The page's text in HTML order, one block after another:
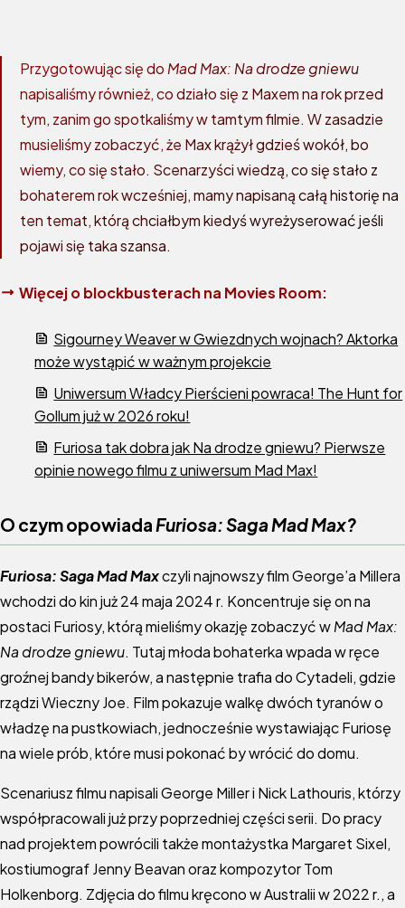
Przygotowując się doMad Max: Na drodze gniewu
napisaliśmy również, co działo się z Maxem na rok przed
tym, zanim go spotkaliśmy w tamtym filmie. W zasadzie
musieliśmy zobaczyć, że Max krążył gdzieś wokół, bo
wiemy, co się stało. Scenarzyści wiedzą, co się stało z
bohaterem rok wcześniej, mamy napisaną całą historię na
ten temat, którą chciałbym kiedyś wyreżyserować jeśli
pojawi się taka szansa.
Więcej o blockbusterach na Movies Room:
Sigourney Weaver w Gwiezdnych wojnach? Aktorka
może wystąpić w ważnym projekcie
Uniwersum Władcy Pierścieni powraca! The Hunt for
Gollum już w 2026 roku!
Furiosa tak dobra jak Na drodze gniewu? Pierwsze
opinie nowego filmu z uniwersum Mad Max!
O czym opowiadaFuriosa: Saga Mad Max?
Furiosa: Saga Mad Maxczyli najnowszy film George’a Millera
wchodzi do kin już 24 maja 2024 r. Koncentruje się on na
postaci Furiosy, którą mieliśmy okazję zobaczyć wMad Max:
Na drodze gniewu. Tutaj młoda bohaterka wpada w ręce
groźnej bandy bikerów, a następnie trafia doCytadeli, gdzie
rządzi Wieczny Joe. Film pokazuje walkę dwóch tyranów o
władzę na pustkowiach, jednocześnie wystawiając Furiosę
na wiele prób, które musi pokonać by wrócić do domu.
Scenariusz filmu napisali George Miller i Nick Lathouris, którzy
współpracowali już przy poprzedniej części serii. Do pracy
nad projektem powrócili także montażystka Margaret Sixel,
kostiumograf Jenny Beavan oraz kompozytor Tom
Holkenborg. Zdjęcia do filmu kręcono w Australii w 2022 r., a